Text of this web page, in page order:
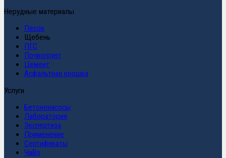
Нерудные материалы
Песок
Щебень
ПГС
Почвогрунт
Цемент
Асфальтная крошка
Услуги
Бетононасосы
Лаборатория
Экспертиза
Применение
Сертификаты
ЧаВо